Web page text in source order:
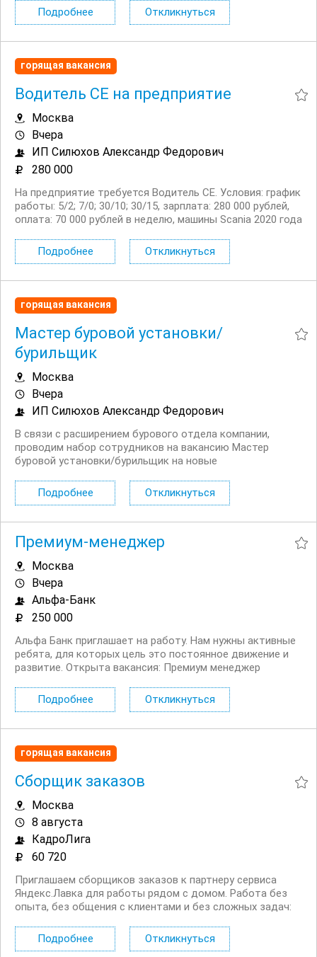
Возможность заказать оборудование и кухонные
предметы под ваши индивидуальные предпочтения. От
Подробнее Откликнуться
горящая вакансия
Водитель СЕ на предприятие
Москва
Вчера
ИП Силюхов Александр Федорович
280 000
На предприятие требуется Водитель СЕ. Условия: график
работы: 5/2; 7/0; 30/10; 30/15, зарплата: 280 000 рублей,
оплата: 70 000 рублей в неделю, машины Scania 2020 года
Московской области. открытие...
Подробнее Откликнуться
горящая вакансия
Мастер буровой установки/
бурильщик
Москва
Вчера
ИП Силюхов Александр Федорович
В связи с расширением бурового отдела компании,
проводим набор сотрудников на вакансию Мастер
буровой установки/бурильщик на новые
заказов. Обладаем собственным парком техники
высокомощных малогабаритных буровых установок на
Подробнее Откликнуться
Премиум-менеджер
Москва
Вчера
Альфа-Банк
250 000
Альфа Банк приглашает на работу. Нам нужны активные
ребята, для которых цель это постоянное движение и
развитие. Открыта вакансия: Премиум менеджер
клиентами лично и по телефону. Чем предстоит
заниматься: Привлекать новых...
Подробнее Откликнуться
горящая вакансия
Сборщик заказов
Москва
8 августа
КадроЛига
60 720
Приглашаем сборщиков заказов к партнеру сервиса
Яндекс.Лавка для работы рядом с домом. Работа без
опыта, без общения с клиентами и без сложных задач:
собирать заказы. Что предлагаем: зарплата: сдельная,
от 60 720 рублей на руки; официальное...
Подробнее Откликнуться